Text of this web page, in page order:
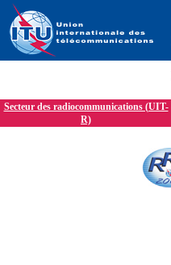
Secteur des radiocommunications (UIT-
R)